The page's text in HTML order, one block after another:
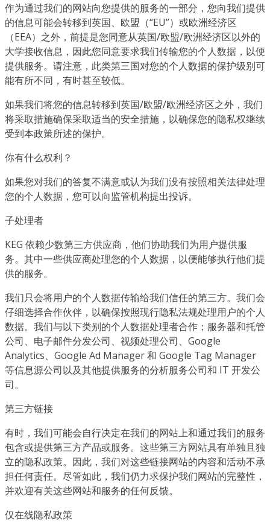
作为通过我们的网站向您提供的服务的一部分，您向我们提供
的信息可能会转移到英国、欧盟（“EU”）或欧洲经济区
（EEA）之外，前提是您同意从英国/欧盟/欧洲经济区以外的
大学接收信息，因此您同意要求我们传输您的个人数据，以便
提供服务。请注意，此类第三国对您的个人数据的保护级别可
能有所不同，有时甚至较低。
如果我们将您的信息转移到英国/欧盟/欧洲经济区之外，我们
将采取措施确保采取适当的安全措施，以确保您的隐私权继续
受到本政策所述的保护。
你有什么权利？
如果您对我们的答复不满意或认为我们没有按照相关法律处理
您的个人数据，您可以向监管机构提出投诉。
子处理者
KEG 依赖少数第三方供应商，他们协助我们为用户提供服
务。其中一些供应商处理您的个人数据，以便能够执行他们提
供的服务。
我们只会将用户的个人数据传输给我们信任的第三方。我们会
仔细选择合作伙伴，以确保按照现行隐私法规处理用户的个人
数据。我们与以下类别的个人数据处理者合作；服务器和托管
公司、电子邮件分发公司、视频处理公司、Google
Analytics、Google Ad Manager 和 Google Tag Manager
等信息源公司以及其他提供服务的分析服务公司和 IT 开发公
司。
第三方链接
有时，我们可能会自行决定在我们的网站上和通过我们的服务
包含或提供第三方产品或服务。这些第三方网站具有单独且独
立的隐私政策。因此，我们对这些链接网站的内容和活动不承
担任何责任。尽管如此，我们仍力求保护我们网站的完整性，
并欢迎有关这些网站和服务的任何反馈。
仅在线隐私政策